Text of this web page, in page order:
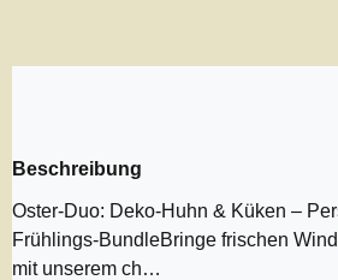
Beschreibung
Oster-Duo: Deko-Huhn & Küken –
Frühlings-BundleBringe frischen
mit unserem ch…